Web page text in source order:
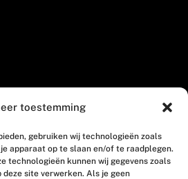
toestemming
gebruiken wij technologieën zoals
apparaat op te slaan en/of te raadplegen.
technologieën kunnen wij gegevens zoals
site verwerken. Als je geen